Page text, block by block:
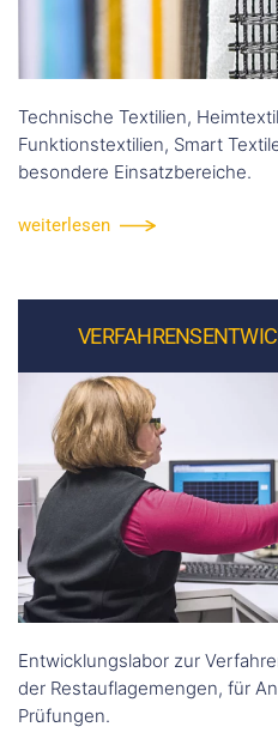
Technische Textilien,
Funktionstextilien, Smart
besondere Einsatzbereiche.
weiterlesen
Entwicklungslabor zur
der Restauflagemengen, für
Prüfungen.